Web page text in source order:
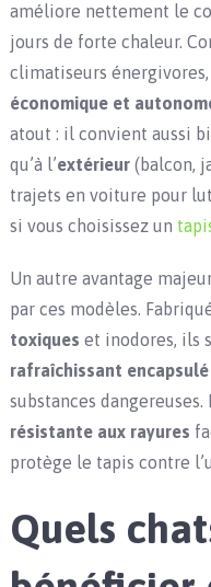
améliore nettement le
jours de forte chaleur.
climatiseurs
économique et
atout : il convient aussi
qu’à l’extérieur(balcon,
trajets en voiture pour
si vous choisissez un
Un autre avantage
par ces modèles.
toxiques et inodores, ils
rafraîchissant encapsulé
substances
résistante aux rayures
protège le tapis contre
Quels